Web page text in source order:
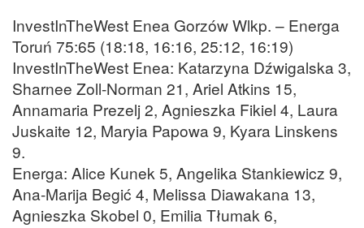
InvestInTheWest Enea Gorzów Wlkp. – Energa
Toruń 75:65 (18:18, 16:16, 25:12, 16:19)
InvestInTheWest Enea: Katarzyna Dźwigalska 3,
Sharnee Zoll-Norman 21, Ariel Atkins 15,
Annamaria Prezelj 2, Agnieszka Fikiel 4, Laura
Juskaite 12, Maryia Papowa 9, Kyara Linskens
9.
Energa: Alice Kunek 5, Angelika Stankiewicz 9,
Ana-Marija Begić 4, Melissa Diawakana 13,
Agnieszka Skobel 0, Emilia Tłumak 6,